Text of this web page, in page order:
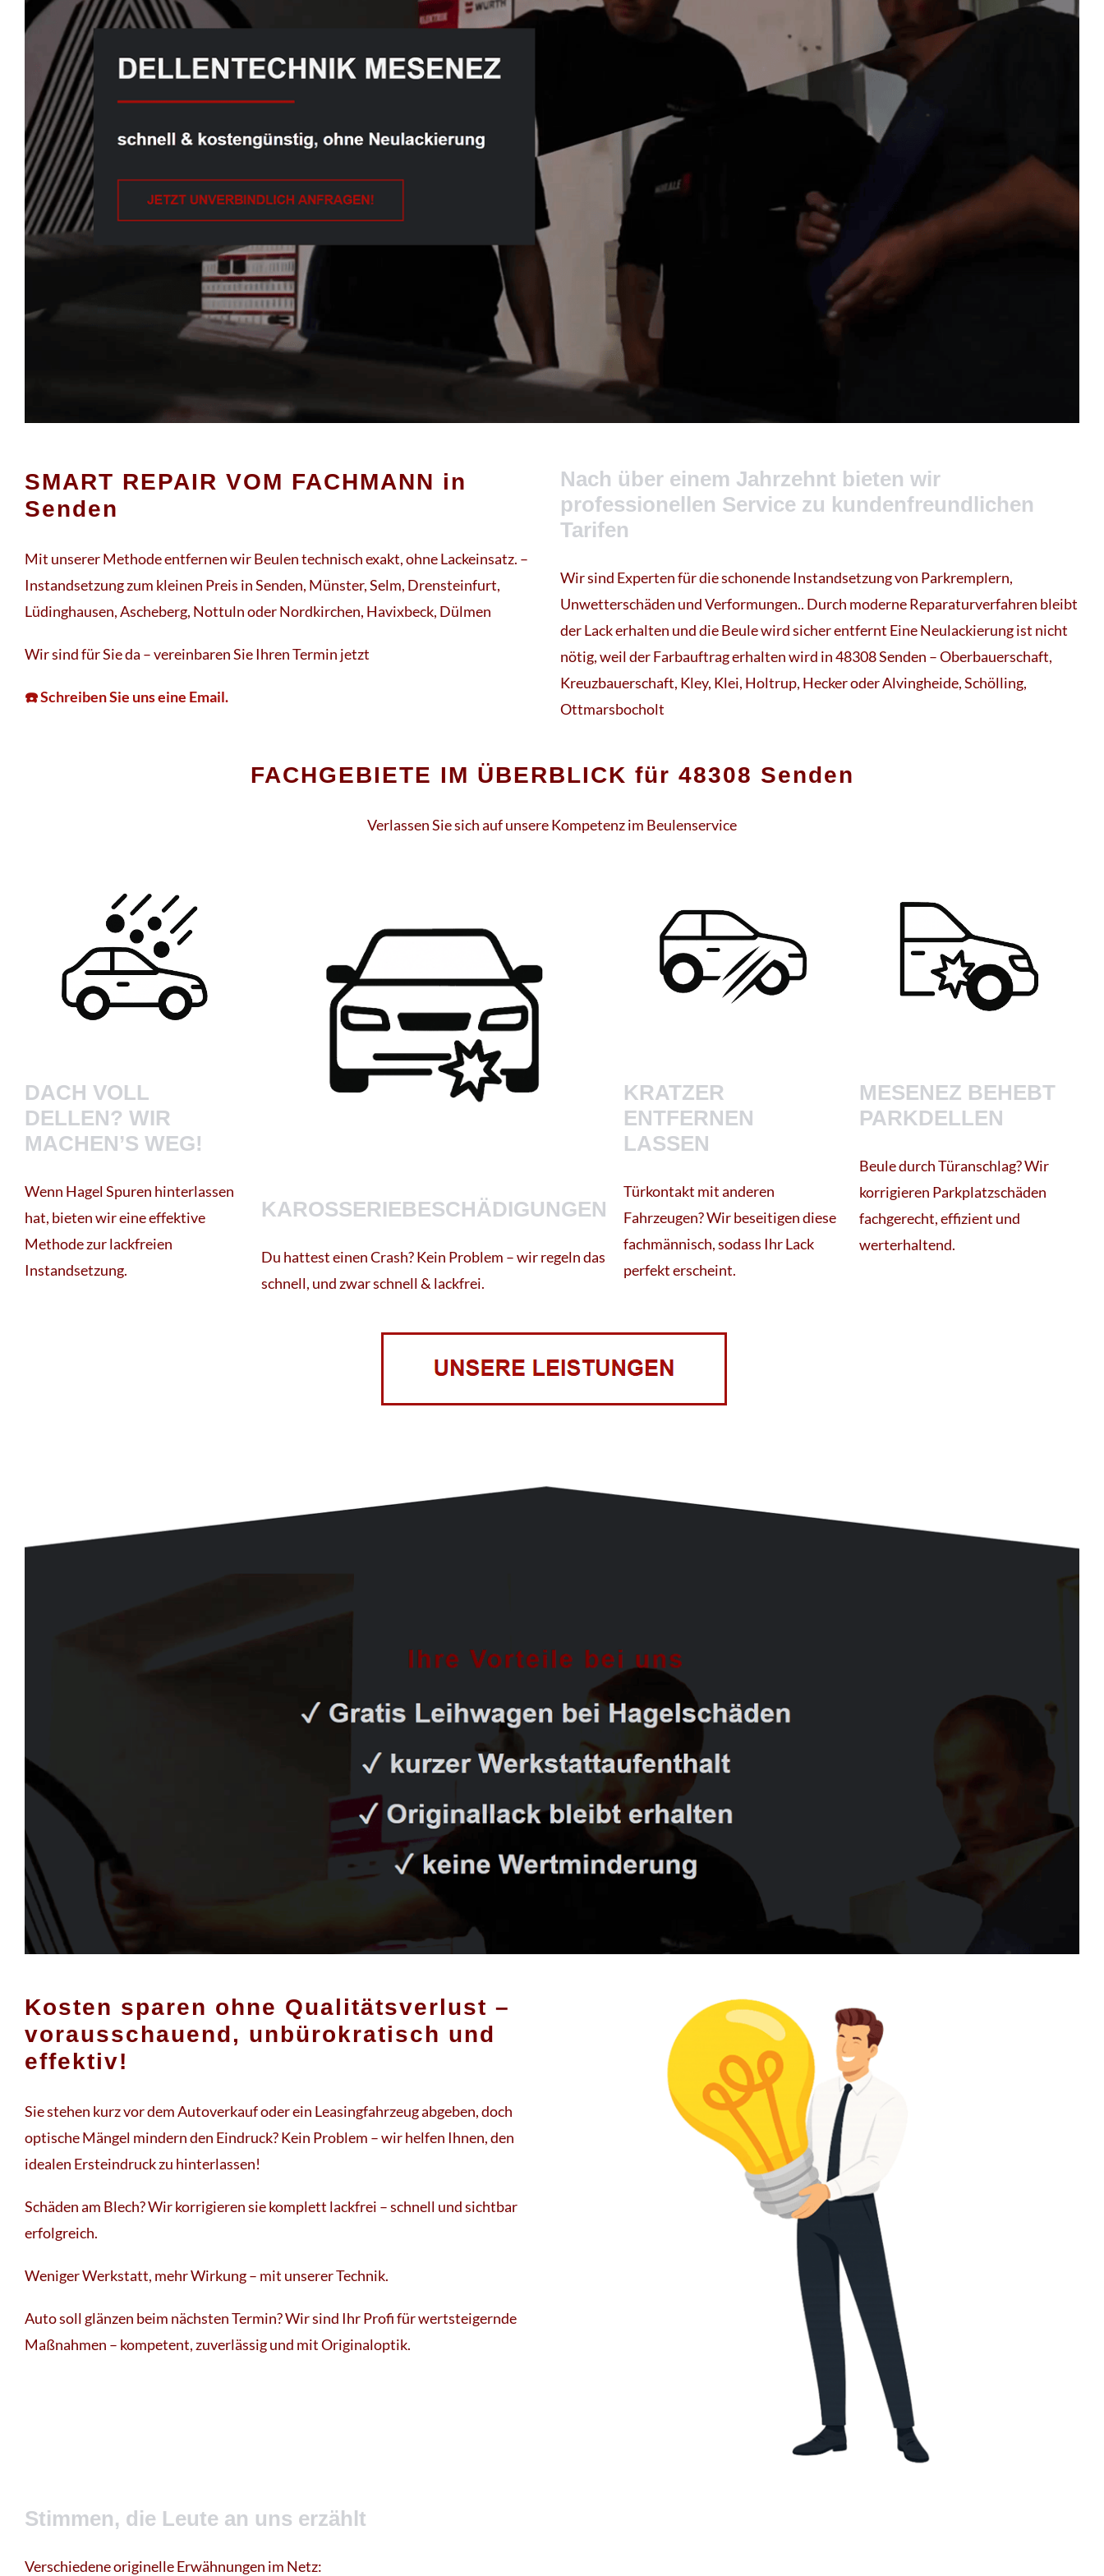
SMART REPAIR VOM FACHMANN in
Senden
Mit unserer Methode entfernen wir Beulen technisch exakt, ohne Lackeinsatz. –
Instandsetzung zum kleinen Preis in Senden, Münster, Selm, Drensteinfurt,
Lüdinghausen, Ascheberg, Nottuln oder Nordkirchen, Havixbeck, Dülmen
Wir sind für Sie da – vereinbaren Sie Ihren Termin jetzt
☎️ Schreiben Sie uns eine Email.
Nach über einem Jahrzehnt bieten wir
professionellen Service zu kundenfreundlichen
Tarifen
Wir sind Experten für die schonende Instandsetzung von Parkremplern,
Unwetterschäden und Verformungen.. Durch moderne Reparaturverfahren bleibt
der Lack erhalten und die Beule wird sicher entfernt Eine Neulackierung ist nicht
nötig, weil der Farbauftrag erhalten wird in 48308 Senden – Oberbauerschaft,
Kreuzbauerschaft, Kley, Klei, Holtrup, Hecker oder Alvingheide, Schölling,
Ottmarsbocholt
FACHGEBIETE IM ÜBERBLICK für 48308 Senden
Verlassen Sie sich auf unsere Kompetenz im Beulenservice
DACH VOLL
DELLEN? WIR
MACHEN’S WEG!
Wenn Hagel Spuren hinterlassen
hat, bieten wir eine effektive
Methode zur lackfreien
Instandsetzung.
KAROSSERIEBESCHÄDIGUNGEN
Du hattest einen Crash? Kein Problem – wir regeln das
schnell, und zwar schnell & lackfrei.
KRATZER
ENTFERNEN
LASSEN
Türkontakt mit anderen
Fahrzeugen? Wir beseitigen diese
fachmännisch, sodass Ihr Lack
perfekt erscheint.
MESENEZ BEHEBT
PARKDELLEN
Beule durch Türanschlag? Wir
korrigieren Parkplatzschäden
fachgerecht, effizient und
werterhaltend.
Kosten sparen ohne Qualitätsverlust –
vorausschauend, unbürokratisch und
effektiv!
Sie stehen kurz vor dem Autoverkauf oder ein Leasingfahrzeug abgeben, doch
optische Mängel mindern den Eindruck? Kein Problem – wir helfen Ihnen, den
idealen Ersteindruck zu hinterlassen!
Schäden am Blech? Wir korrigieren sie komplett lackfrei – schnell und sichtbar
erfolgreich.
Weniger Werkstatt, mehr Wirkung – mit unserer Technik.
Auto soll glänzen beim nächsten Termin? Wir sind Ihr Profi für wertsteigernde
Maßnahmen – kompetent, zuverlässig und mit Originaloptik.
Stimmen, die Leute an uns erzählt
Verschiedene originelle Erwähnungen im Netz: